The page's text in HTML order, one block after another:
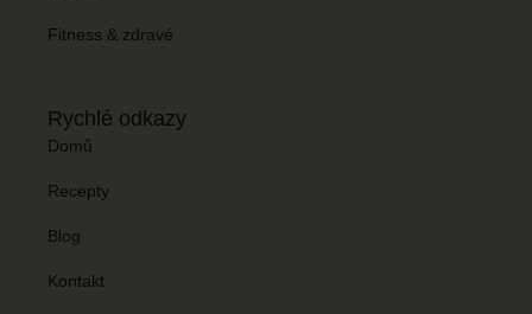
Fitness & zdravé
Rychlé odkazy
Domů
Recepty
Blog
Kontakt